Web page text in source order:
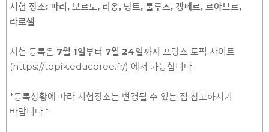
시험 장소: 파리, 보르도, 리옹, 낭트, 툴루즈, 캥페르, 르아브르,
라로셸
시험 등록은 7월 1일부터 7월 24일까지 프랑스 토픽 사이트
(https://topik.educoree.fr/) 에서 가능합니다.
*등록상황에 따라 시험장소는 변경될 수 있는 점 참고하시기
바랍니다.*